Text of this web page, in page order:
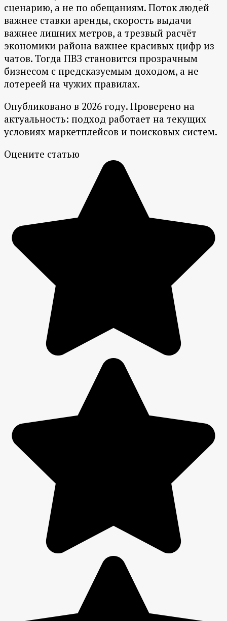
сценарию, а не по обещаниям. Поток людей
важнее ставки аренды, скорость выдачи
важнее лишних метров, а трезвый расчёт
экономики района важнее красивых цифр из
чатов. Тогда ПВЗ становится прозрачным
бизнесом с предсказуемым доходом, а не
лотереей на чужих правилах.
Опубликовано в 2026 году. Проверено на
актуальность: подход работает на текущих
условиях маркетплейсов и поисковых систем.
Оцените статью